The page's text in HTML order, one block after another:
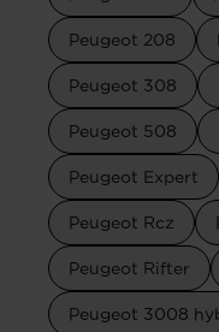
Peugeot 208
Peugeot 308
Peugeot 508
Peugeot Expert
Peugeot Rcz
Peugeot Rifter
Peugeot 3008